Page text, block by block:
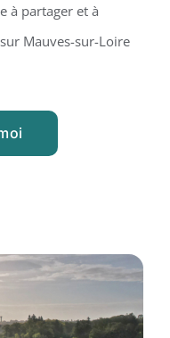
à partager et à
Mauves-sur-Loire